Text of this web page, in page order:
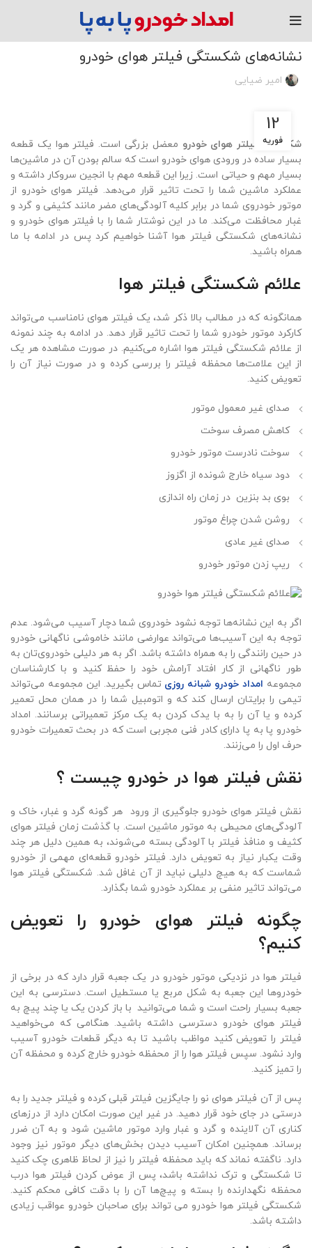
مقاله
نشانه‌های شکستگی فیلتر هوای خودرو
امیر ضیایی
12
فوریه
شکستگی فیلتر هوای خودرو معضل بزرگی است. فیلتر هوا یک قطعه
بسیار ساده در ورودی هوای خودرو است که سالم بودن آن در ماشین‌ها
بسیار مهم و حیاتی است. زیرا این قطعه مهم با انجین سروکار داشته و
عملکرد ماشین شما را تحت تاثیر قرار می‌دهد. فیلتر هوای خودرو از
موتور خودروی شما در برابر کلیه آلودگی‌های مضر مانند کثیفی و گرد و
غبار محافظت می‌کند. ما در این نوشتار شما را با فیلتر هوای خودرو و
نشانه‌های شکستگی فیلتر هوا آشنا خواهیم کرد پس در ادامه با ما
همراه باشید.
علائم شکستگی فیلتر هوا
همانگونه که در مطالب بالا ذکر شد، یک فیلتر هوای نامناسب می‌تواند
کارکرد موتور خودرو شما را تحت تاثیر قرار دهد. در ادامه به چند نمونه
از علائم شکستگی فیلتر هوا اشاره می‌کنیم. در صورت مشاهده هر یک
از این علامت‌ها محفظه فیلتر را بررسی کرده و در صورت نیاز آن را
تعویض کنید.
صدای غیر معمول موتور
کاهش مصرف سوخت
سوخت نادرست موتور خودرو
دود سیاه خارج شونده از اگزوز
بوی بد بنزین در زمان راه اندازی
روشن شدن چراغ موتور
صدای غیر عادی
ریپ زدن موتور خودرو
اگر به این نشانه‌ها توجه نشود خودروی شما دچار آسیب می‌شود. عدم
توجه به این آسیب‌ها می‌تواند عوارضی مانند خاموشی ناگهانی خودرو
در حین رانندگی را به همراه داشته باشد. اگر به هر دلیلی خودروی‌تان به
طور ناگهانی از کار افتاد آرامش خود را حفظ کنید و با کارشناسان
مجموعه امداد خودرو شبانه روزی تماس بگیرید. این مجموعه می‌تواند
تیمی را برایتان ارسال کند که و اتومبیل شما را در همان محل تعمیر
کرده و یا آن را به با یدک کردن به یک مرکز تعمیراتی برسانند. امداد
خودرو پا به پا دارای کادر فنی مجربی است که در بحث تعمیرات خودرو
حرف اول را می‌زنند.
نقش فیلتر هوا در خودرو چیست ؟
نقش فیلتر هوای خودرو جلوگیری از ورود هر گونه گرد و غبار، خاک و
آلودگی‌های محیطی به موتور ماشین است. با گذشت زمان فیلتر هوای
کثیف و منافذ فیلتر با آلودگی بسته می‌شوند، به همین دلیل هر چند
وقت یکبار نیاز به تعویض دارد. فیلتر خودرو قطعه‌ای مهمی از خودرو
شماست که به هیچ دلیلی نباید از آن غافل شد. شکستگی فیلتر هوا
می‌تواند تاثیر منفی بر عملکرد خودرو شما بگذارد.
چگونه فیلتر هوای خودرو را تعویض
کنیم؟
فیلتر هوا در نزدیکی موتور خودرو در یک جعبه‌ قرار دارد که در برخی از
خودر‌وها این جعبه به شکل مربع یا مستطیل است. دسترسی به این
جعبه بسیار راحت است و شما می‌توانید با باز کردن یک یا چند پیچ به
فیلتر هوای خودرو دسترسی داشته باشید. هنگامی که می‌خواهید
فیلتر را تعویض کنید مواظب باشید تا به دیگر قطعات خودرو آسیب
وارد نشود. سپس فیلتر هوا را از محفظه خودرو خارج کرده ‌و محفظه آن
را تمیز کنید.
پس از آن فیلتر هوای نو را جایگزین فیلتر قبلی کرده و فیلتر جدید را به
درستی در جای خود قرار دهید. در غیر این صورت امکان دارد از درزهای
کناری آن آلاینده و گرد و غبار وارد موتور ماشین شود و به آن ضرر
برساند. همچنین امکان آسیب دیدن بخش‌های دیگر موتور نیز وجود
دارد. ناگفته نماند که باید محفظه فیلتر را نیز از لحاظ ظاهری چک کنید
تا شکستگی و ترک نداشته باشد، پس از عوض کردن فیلتر هوا درب
محفظه نگهدارنده را بسته و پیچ‌ها آن را با دقت کافی محکم کنید.
شکستگی فیلتر هوا خودرو می تواند برای صاحبان خودرو عواقب زیادی
داشته باشد.